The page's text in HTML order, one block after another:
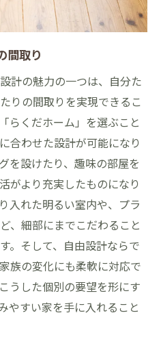
た生活提案
続可能な住まい
ホームで叶える理想の住
ート体制
とは
アサービス
した家づくり
込む外観デザイン
の連携で安心の生活
族に寄り添うマイホーム
間取り提案
い住まいの工夫
間取り
計の魅力の一つは、自分た
りの間取りを実現できるこ
らくだホーム」を選ぶこと
合わせた設計が可能になり
を設けたり、趣味の部屋を
がより充実したものになり
入れた明るい室内や、プラ
、細部にまでこだわること
。そして、自由設計ならで
族の変化にも柔軟に対応で
うした個別の要望を形にす
やすい家を手に入れること